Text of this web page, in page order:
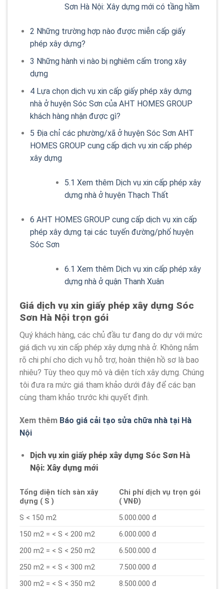
Sơn Hà Nội: Xây dựng mới có tầng hầm
2 Những trường hợp nào được miễn cấp giấy
phép xây dựng?
3 Những hành vi nào bị nghiêm cấm trong xây
dựng
4Lựa chọn dịch vụ xin cấp giấy phép xây dựng
nhà ở huyện Sóc Sơn của AHT HOMES GROUP
khách hàng nhận được gì?
5 Địa chỉ các phường/xã ở huyện Sóc Sơn AHT
HOMES GROUP cung cấp dịch vụ xin cấp phép
xây dựng
5.1 Xem thêm Dịch vụ xin cấp phép xây
dựng nhà ở huyện Thạch Thất
6 AHT HOMES GROUP cung cấp dịch vụ xin cấp
phép xây dựng tại các tuyến đường/phố huyện
Sóc Sơn
6.1 Xem thêm Dịch vụ xin cấp phép xây
dựng nhà ở quận Thanh Xuân
Giá dịch vụ xin giấy phép xây dựng Sóc
Sơn Hà Nội trọn gói
Quý khách hàng, các chủ đầu tư đang do dự với mức
giá dịch vụ xin cấp phép xây dựng nhà ở. Không nắm
rõ chi phí cho dịch vụ hỗ trợ, hoàn thiện hồ sơ là bao
nhiêu? Tùy theo quy mô và diện tích xây dựng. Chúng
tôi đưa ra mức giá tham khảo dưới đây để các bạn
cùng tham khảo trước khi quyết định.
Xem thêm Báo giá cải tạo sửa chữa nhà tại Hà
Nội
Dịch vụ xin giấy phép xây dựng Sóc Sơn Hà
Nội: Xây dựng mới
Tổng diện tích sàn xây
dựng ( S )
Chi phí dịch vụ trọn gói
( VNĐ)
S < 150 m2
5.000.000 đ
150 m2 = < S < 200 m2
6.000.000 đ
200 m2 = < S < 250 m2
6.500.000 đ
250 m2 = < S < 300 m2
7.500.000 đ
300 m2 = < S < 350 m2
8.500.000 đ